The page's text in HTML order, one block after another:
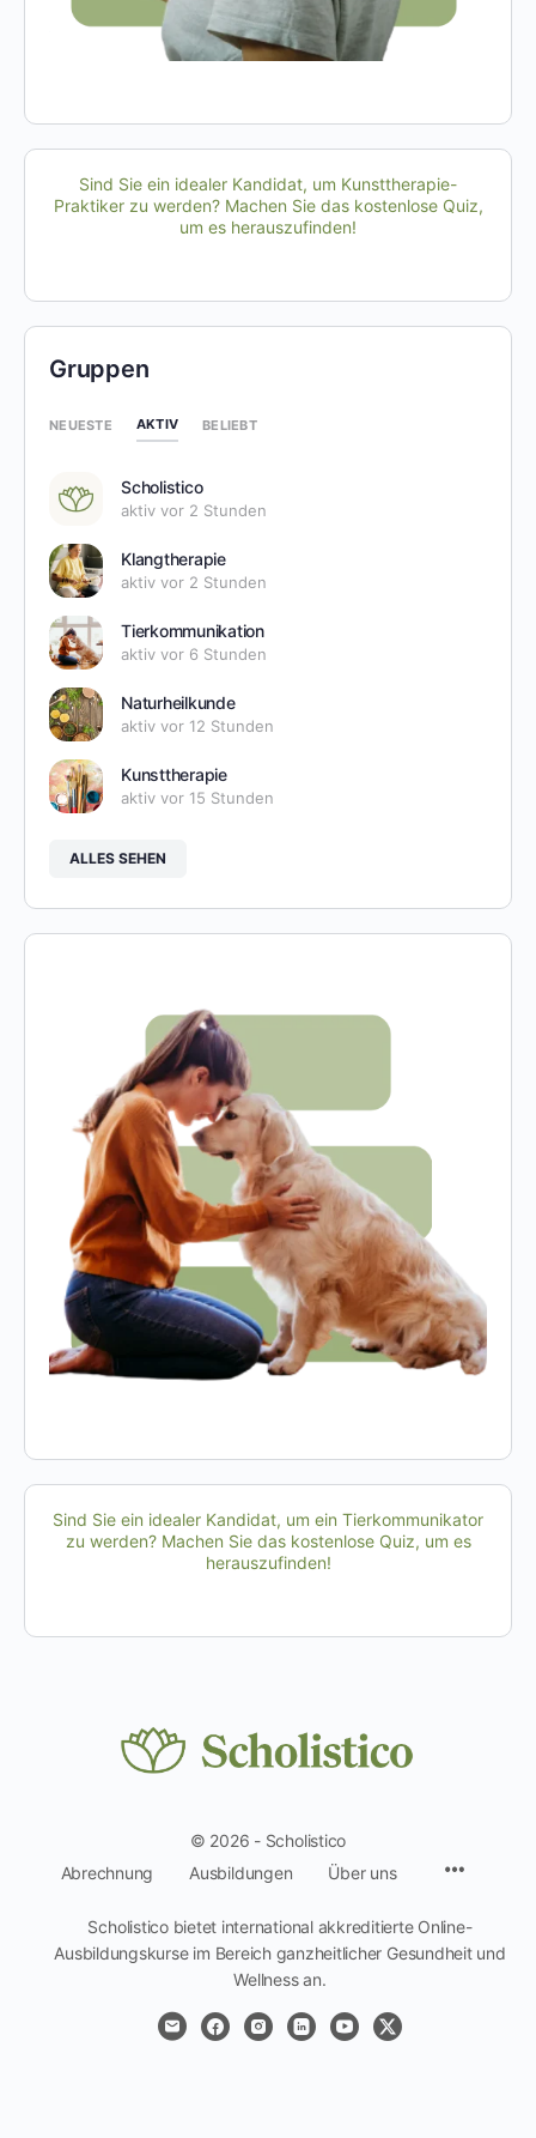
Sind Sie ein idealer Kandidat, um Kunsttherapie-
Praktiker zu werden? Machen Sie das kostenlose Quiz,
um es herauszufinden!
Gruppen
NEUESTE AKTIV BELIEBT
Scholistico
aktiv vor 2 Stunden
Klangtherapie
aktiv vor 2 Stunden
Tierkommunikation
aktiv vor 6 Stunden
Naturheilkunde
aktiv vor 12 Stunden
Kunsttherapie
aktiv vor 15 Stunden
ALLES SEHEN
Sind Sie ein idealer Kandidat, um ein Tierkommunikator
zu werden? Machen Sie das kostenlose Quiz, um es
herauszufinden!
© 2026 - Scholistico
Abrechnung
Ausbildungen Über uns
Scholistico bietet international akkreditierte Online-
Ausbildungskurse im Bereich ganzheitlicher Gesundheit und
Wellness an.